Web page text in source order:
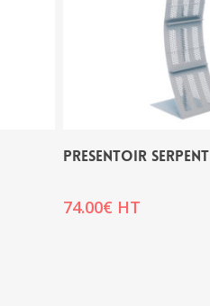
PRESENTOIR SERPENT
74.00€ HT